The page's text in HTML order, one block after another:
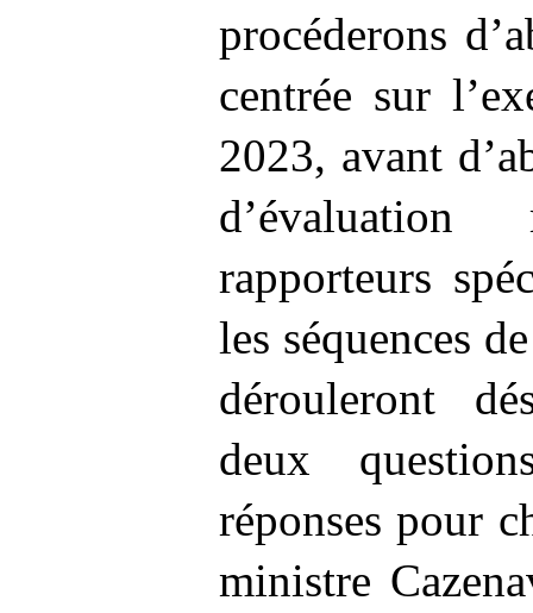
procéderons
centrée sur
2023, avant
rapporteurs
les séquences
dérouleront
deux
réponses pour
ministre